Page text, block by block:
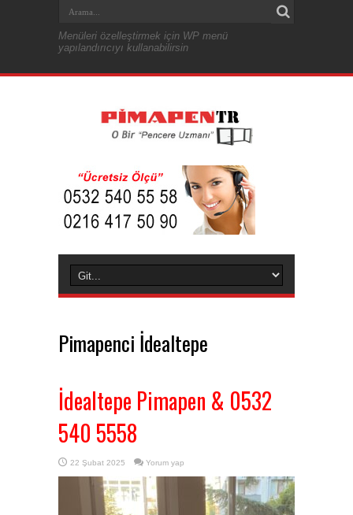
Menüleri özelleştirmek için WP menü
yapılandırıcıyı kullanabilirsin
Pimapenci İdealtepe
İdealtepe Pimapen & 0532
540 5558
22 Şubat 2025 Yorum yap